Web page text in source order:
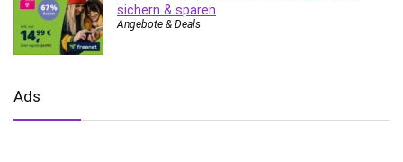
sichern & sparen
Angebote & Deals
Ads